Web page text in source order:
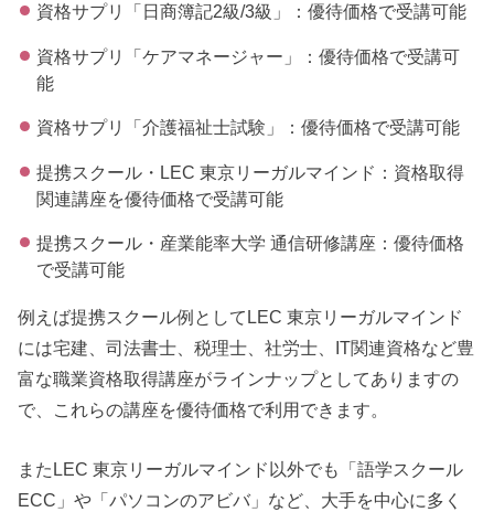
資格サプリ「日商簿記2級/3級」：優待価格で受講可能
資格サプリ「ケアマネージャー」：優待価格で受講可
能
資格サプリ「介護福祉士試験」：優待価格で受講可能
提携スクール・LEC 東京リーガルマインド：資格取得
関連講座を優待価格で受講可能
提携スクール・産業能率大学 通信研修講座：優待価格
で受講可能
例えば提携スクール例としてLEC 東京リーガルマインド
には宅建、司法書士、税理士、社労士、IT関連資格など豊
富な職業資格取得講座がラインナップとしてありますの
で、これらの講座を優待価格で利用できます。
またLEC 東京リーガルマインド以外でも「語学スクール
ECC」や「パソコンのアビバ」など、大手を中心に多く